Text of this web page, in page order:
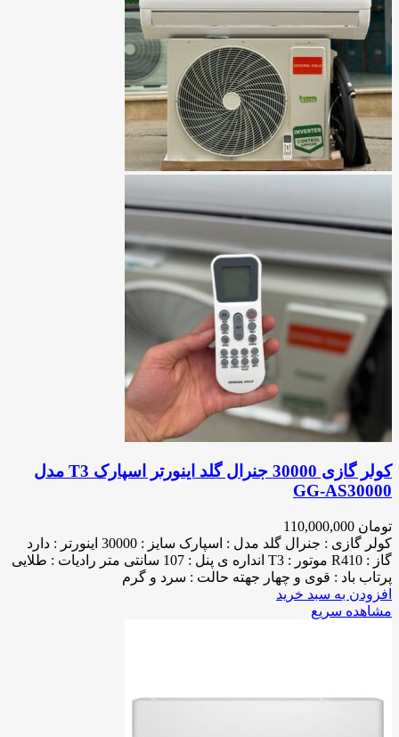
کولر گازی 30000 جنرال گلد اینورتر اسپارک T3 مدل
GG-AS30000
تومان
کولر گازی : جنرال گلد مدل : اسپارک سایز : 30000 اینورتر : دارد
گاز : R410 موتور : T3 انداره ی پنل : 107 سانتی متر رادیات : طلایی
پرتاب باد : قوی و چهار جهته حالت : سرد و گرم
افزودن به سبد خرید
مشاهده سریع